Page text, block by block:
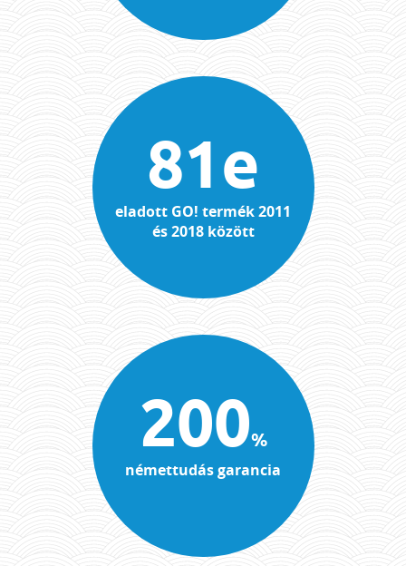
81e
eladott GO! termék 2011
és 2018 között
200%
némettudás garancia